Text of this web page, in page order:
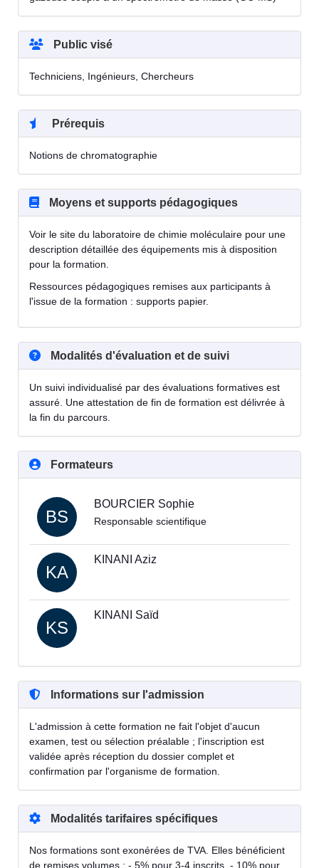
Public visé
Techniciens, Ingénieurs, Chercheurs
Prérequis
Notions de chromatographie
Moyens et supports pédagogiques
Voir le site du laboratoire de chimie moléculaire pour une
description détaillée des équipements mis à disposition
pour la formation.
Ressources pédagogiques remises aux participants à
l'issue de la formation : supports papier.
Modalités d'évaluation et de suivi
Un suivi individualisé par des évaluations formatives est
assuré. Une attestation de fin de formation est délivrée à
la fin du parcours.
Formateurs
BS
BOURCIER Sophie
Responsable scientifique
KA
KINANI Aziz
KS
KINANI Saïd
Informations sur l'admission
L'admission à cette formation ne fait l'objet d'aucun
examen, test ou sélection préalable ; l'inscription est
validée après réception du dossier complet et
confirmation par l'organisme de formation.
Modalités tarifaires spécifiques
Nos formations sont exonérées de TVA. Elles bénéficient
de remises volumes : - 5% pour 3-4 inscrits, - 10% pour